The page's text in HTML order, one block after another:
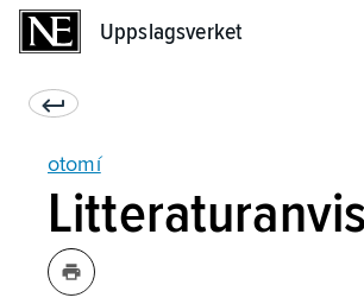
Uppslagsverket
otomí